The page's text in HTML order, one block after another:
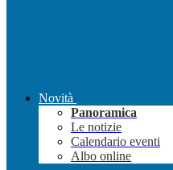
Novità
Panoramica
Le notizie
Calendario eventi
Albo online